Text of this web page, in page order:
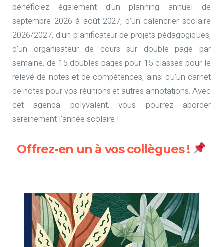
bénéficiez également d'un planning annuel de
septembre 2026 à août 2027, d'un calendrier scolaire
2026/2027, d'un planificateur de projets pédagogiques,
d'un organisateur de cours sur double page par
semaine, de 15 doubles pages pour 15 classes pour le
relevé de notes et de compétences, ainsi qu'un carnet
de notes pour vos réunions et autres annotations. Avec
cet agenda polyvalent, vous pourrez aborder
sereinement l'année scolaire !
Offrez-en un à vos collègues !